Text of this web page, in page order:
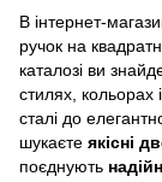
В інтернет-
ручок на
каталозі ви
стилях, кольорах
сталі до
шукаєте якісні
поєднують